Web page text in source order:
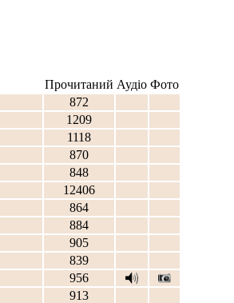
Прочитаний Аудіо Фото
872
1209
1118
870
848
12406
864
884
905
839
956
913